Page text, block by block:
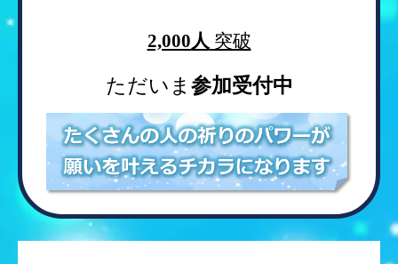
北海道 からの参加を受付けました
2026.08.09 17:49
福岡県 からの参加を受付けました
2026.08.09 17:48
長野県 からの参加を受付けました
2026.08.09 17:06
参加を受付けました
2,000人 突破
ただいま 参加受付中